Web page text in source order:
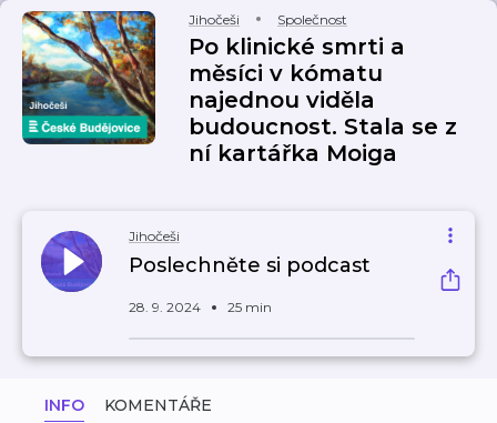
Jihočeši Společnost
Po klinické smrti a
měsíci v kómatu
najednou viděla
budoucnost. Stala se z
ní kartářka Moiga
Jihočeši
Poslechněte si podcast
28. 9. 2024 25 min
INFO KOMENTÁŘE